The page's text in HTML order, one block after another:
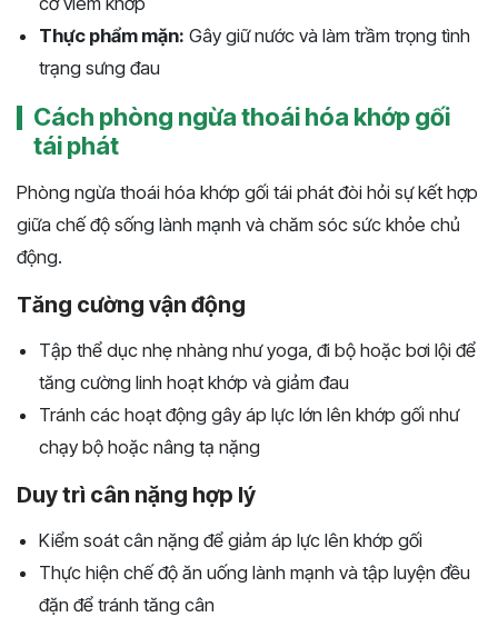
Thực phẩm mặn: Gây giữ nước và làm trầm trọng tình
trạng sưng đau
Cách phòng ngừa thoái hóa khớp gối
tái phát
Phòng ngừa thoái hóa khớp gối tái phát đòi hỏi sự kết hợp
giữa chế độ sống lành mạnh và chăm sóc sức khỏe chủ
động.
Tăng cường vận động
Tập thể dục nhẹ nhàng như yoga, đi bộ hoặc bơi lội để
tăng cường linh hoạt khớp và giảm đau
Tránh các hoạt động gây áp lực lớn lên khớp gối như
chạy bộ hoặc nâng tạ nặng
Duy trì cân nặng hợp lý
Kiểm soát cân nặng để giảm áp lực lên khớp gối
Thực hiện chế độ ăn uống lành mạnh và tập luyện đều
đặn để tránh tăng cân